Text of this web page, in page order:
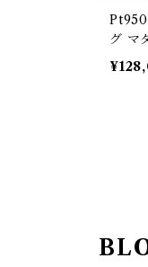
Pt950
グ マ
5ct エ
10【